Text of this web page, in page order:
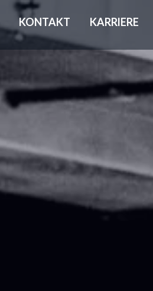
KONTAKT KARRIERE